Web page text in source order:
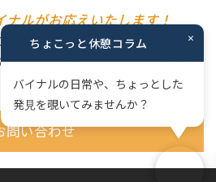
ナルがお応えいたします！
談・ご質問、資料のお申込みは、
はメールにてお問い合わせくださ
い。
問い合わせ
×
ちょこっと休憩コラム
バイナルの日常や、ちょっとした
発見を覗いてみませんか？